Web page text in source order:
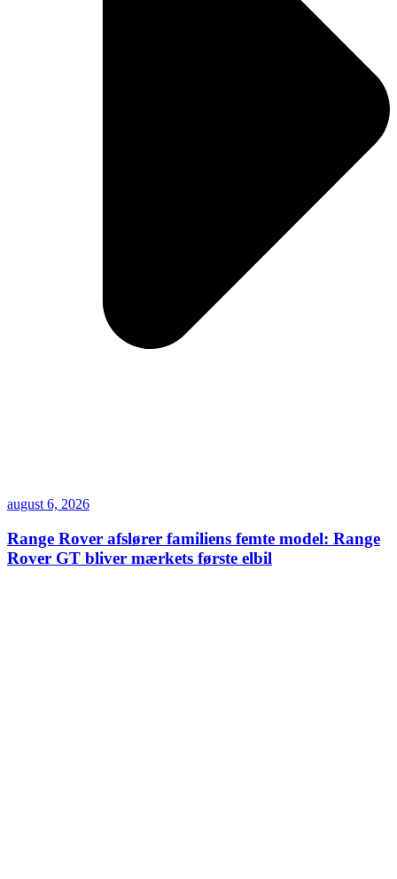
august 6, 2026
Range Rover afslører familiens femte model: Range
Rover GT bliver mærkets første elbil